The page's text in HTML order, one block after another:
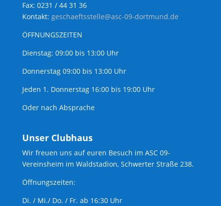
Fax: 0231 / 44 31 36
Kontakt: geschaeftsstelle@asc-09-dortmund.de
ÖFFNUNGSZEITEN
Dienstag: 09:00 bis 13:00 Uhr
Donnerstag 09:00 bis 13:00 Uhr
Jeden 1. Donnerstag 16:00 bis 19:00 Uhr
Oder nach Absprache
Unser Clubhaus
Wir freuen uns auf euren Besuch im ASC 09-
Vereinsheim im Waldstadion, Schwerter Straße 238.
Öffnungszeiten:
Di. / Mi./ Do. / Fr. ab 16:30 Uhr